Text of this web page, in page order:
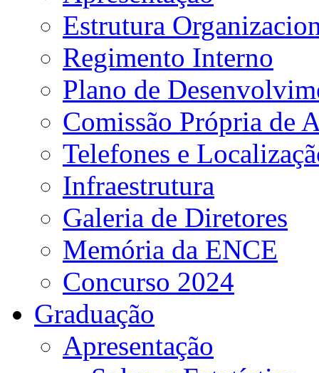
Estrutura
Regimento Interno
Plano de
Comissão Própria de
Telefones e
Infraestrutura
Galeria de Diretores
Memória da ENCE
Concurso 2024
Graduação
Apresentação